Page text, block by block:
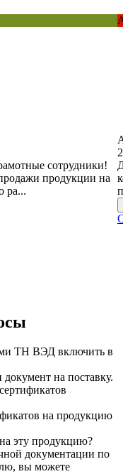
сотрудники!
продукции на
ра...
ТН ВЭД включить в
на поставку.
на продукцию
эту продукцию?
документации по
вы можете